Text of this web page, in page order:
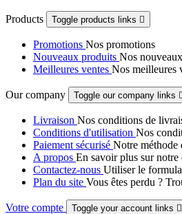
Products Toggle products links 
Promotions Nos promotions
Nouveaux produits Nos
Meilleures ventes Nos meilleures
Our company Toggle our company links 
Livraison Nos conditions de
Conditions d'utilisation Nos
Paiement sécurisé Notre méthode
A propos En savoir plus sur notre
Contactez-nous Utiliser le
Plan du site Vous êtes perdu ?
Votre compte Toggle your account links 